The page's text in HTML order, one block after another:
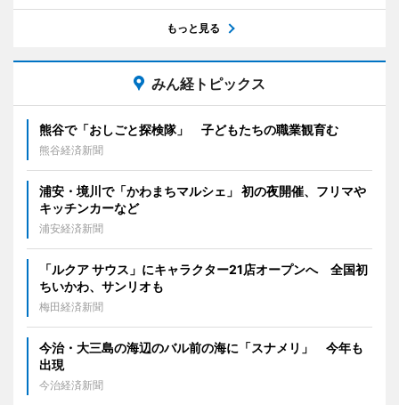
もっと見る
みん経トピックス
熊谷で「おしごと探検隊」 子どもたちの職業観育む
熊谷経済新聞
浦安・境川で「かわまちマルシェ」 初の夜開催、フリマや
キッチンカーなど
浦安経済新聞
「ルクア サウス」にキャラクター21店オープンへ 全国初
ちいかわ、サンリオも
梅田経済新聞
今治・大三島の海辺のバル前の海に「スナメリ」 今年も
出現
今治経済新聞